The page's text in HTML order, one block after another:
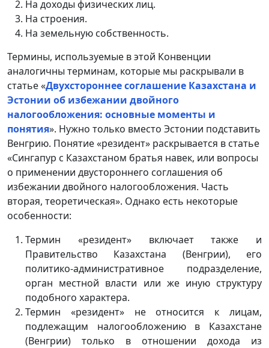
На доходы физических лиц.
На строения.
На земельную собственность.
Термины, используемые в этой Конвенции
аналогичны терминам, которые мы раскрывали в
статье «Двухстороннее соглашение Казахстана и
Эстонии об избежании двойного
налогообложения: основные моменты и
понятия». Нужно только вместо Эстонии подставить
Венгрию. Понятие «резидент» раскрывается в статье
«Сингапур с Казахстаном братья навек, или вопросы
о применении двустороннего соглашения об
избежании двойного налогообложения. Часть
вторая, теоретическая». Однако есть некоторые
особенности:
Термин «резидент» включает также и
Правительство Казахстана (Венгрии), его
политико-административное подразделение,
орган местной власти или же иную структуру
подобного характера.
Термин «резидент» не относится к лицам,
подлежащим налогообложению в Казахстане
(Венгрии) только в отношении дохода из